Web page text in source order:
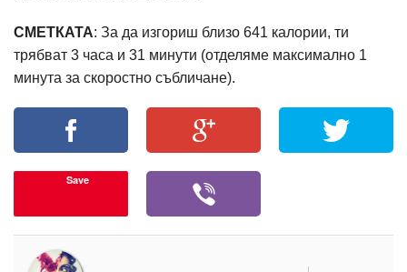
СМЕТКАТА: За да изгориш близо 641 калории, ти
трябват 3 часа и 31 минути (отделяме максимално 1
минута за скоростно събличане).
Save